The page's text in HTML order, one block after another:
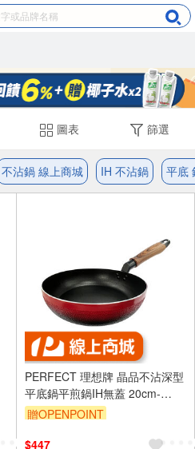
圖表 篩選
不沾鍋 線上商城 IH 不沾鍋 平底
PERFECT 理想牌 晶品不沾深型
平底鍋平煎鍋IH無蓋 20cm-
Leidea樂德兒
贈OPENPOINT
$447